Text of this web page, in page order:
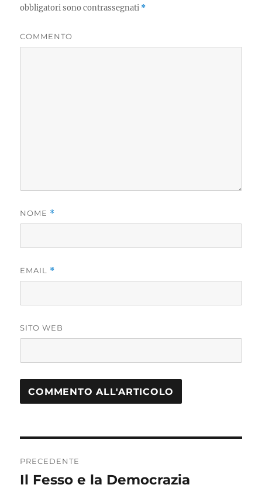
obbligatori sono contrassegnati *
COMMENTO
NOME *
EMAIL *
SITO WEB
articoli
PRECEDENTE
Articolo
Il Fesso e la Democrazia